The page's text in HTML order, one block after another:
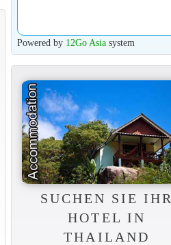
Powered by 12Go Asiasystem
SUCHEN SIE IHR
HOTEL IN
THAILAND